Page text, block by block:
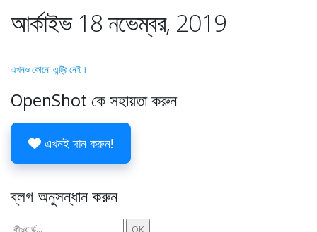
আর্কাইভ 18 নভেম্বর, 2019
এখনও কোনো এন্ট্রি নেই।
OpenShot কে সহায়তা করুন
এখনই দান করুন!
ব্লগ অনুসন্ধান করুন